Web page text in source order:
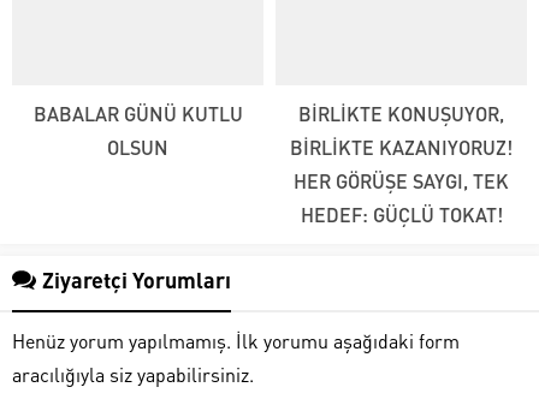
BABALAR GÜNÜ KUTLU
OLSUN
BİRLİKTE KONUŞUYOR,
BİRLİKTE KAZANIYORUZ!
HER GÖRÜŞE SAYGI, TEK
HEDEF: GÜÇLÜ TOKAT!
Ziyaretçi Yorumları
Henüz yorum yapılmamış. İlk yorumu aşağıdaki form
aracılığıyla siz yapabilirsiniz.